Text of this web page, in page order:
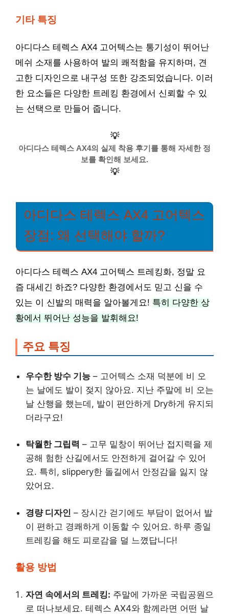
기타 특징
아디다스 테렉스 AX4 고어텍스는 통기성이 뛰어난
메쉬 소재를 사용하여 발의 쾌적함을 유지하며, 견
고한 디자인으로 내구성 또한 강조되었습니다. 이러
한 요소들은 다양한 트레킹 환경에서 신뢰할 수 있
는 선택으로 만들어 줍니다.
💡
아디다스 테렉스 AX4의 실제 착용 후기를 통해 자세한 정
보를 확인해 보세요.
💡
아디다스 테렉스 AX4 고어텍스
장점: 왜 선택해야 할까?
아디다스 테렉스 AX4 고어텍스 트레킹화, 정말 요
즘 대세긴 하죠? 다양한 환경에서도 믿고 신을 수
있는 이 신발의 매력을 알아볼게요! 특히 다양한 상
황에서 뛰어난 성능을 발휘해요!
주요 특징
우수한 방수 기능 – 고어텍스 소재 덕분에 비 오
는 날에도 발이 젖지 않아요. 지난 주말에 비 오는
날 산행을 했는데, 발이 편안하게 Dry하게 유지되
더라구요!
탁월한 그립력 – 고무 밑창이 뛰어난 접지력을 제
공해 험한 산길에서도 안전하게 걸어갈 수 있어
요. 특히, slippery한 돌길에서 안정감을 잃지 않
았어요.
경량 디자인 – 장시간 걷기에도 부담이 없어서 발
이 편하고 경쾌하게 이동할 수 있어요. 하루 종일
트레킹을 해도 피로감을 덜 느꼈답니다!
활용 방법
자연 속에서의 트레킹: 주말에 가까운 국립공원으
로 떠나보세요. 테렉스 AX4와 함께라면 어떤 날